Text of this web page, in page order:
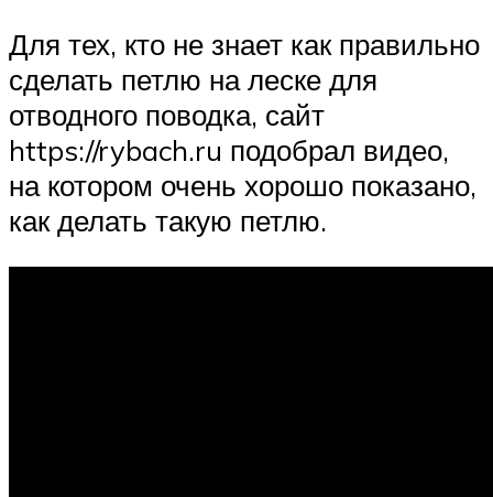
Для тех, кто не знает как правильно
сделать петлю на леске для
отводного поводка, сайт
https://rybach.ru подобрал видео,
на котором очень хорошо показано,
как делать такую петлю.